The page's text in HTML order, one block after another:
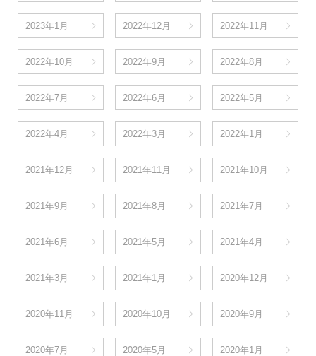
2023年1月 2022年12月 2022年11月
2022年10月 2022年9月 2022年8月
2022年7月 2022年6月 2022年5月
2022年4月 2022年3月 2022年1月
2021年12月 2021年11月 2021年10月
2021年9月 2021年8月 2021年7月
2021年6月 2021年5月 2021年4月
2021年3月 2021年1月 2020年12月
2020年11月 2020年10月 2020年9月
2020年7月 2020年5月 2020年1月